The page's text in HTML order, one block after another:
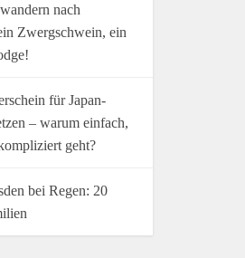
nach
Zwergschwein, ein
für Japan-
– warum einfach,
geht?
bei Regen: 20